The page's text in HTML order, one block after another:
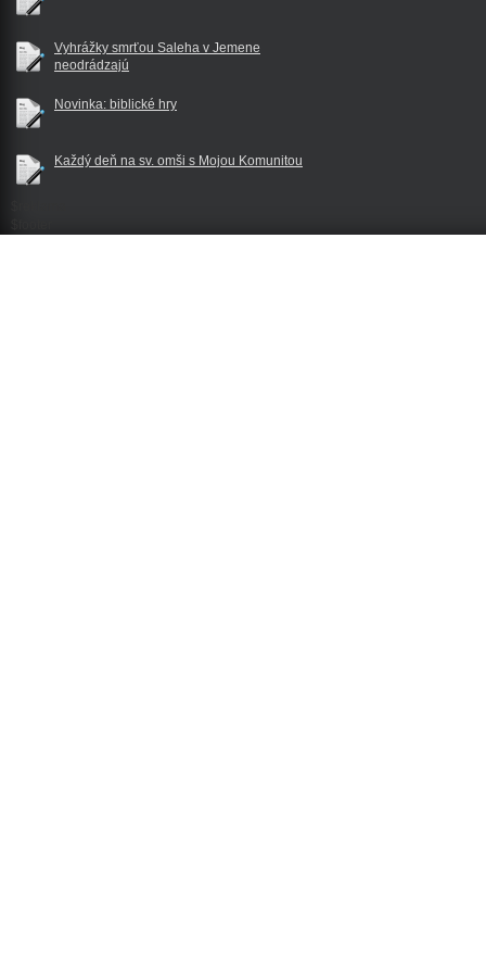
Vyhrážky smrťou Saleha v Jemene
neodrádzajú
Novinka: biblické hry
Každý deň na sv. omši s Mojou Komunitou